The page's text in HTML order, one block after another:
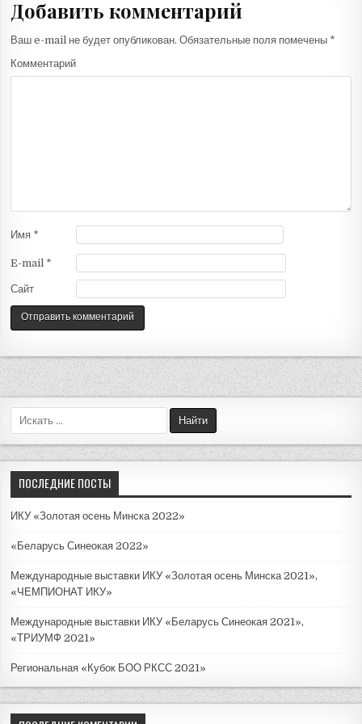
и
а
з
а
и
с
я
м
Добавить комментарий
Ваш e-mail не будет опубликован. Обязательные поля помечены *
Комментарий
Имя *
E-mail *
Сайт
о
и
с
д
л
:
ПОСЛЕДНИЕ ПОСТЫ
ИКУ «Золотая осень Минска 2022»
«Беларусь Синеокая 2022»
Международные выставки ИКУ «Золотая осень Минска 2021»,
«ЧЕМПИОНАТ ИКУ»
Международные выставки ИКУ «Беларусь Синеокая 2021»,
«ТРИУМФ 2021»
Региональная «Кубок БОО РКСС 2021»